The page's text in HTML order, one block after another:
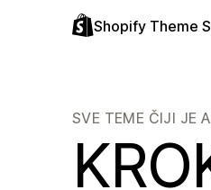
Shopify Theme
SVE TEME ČIJI JE